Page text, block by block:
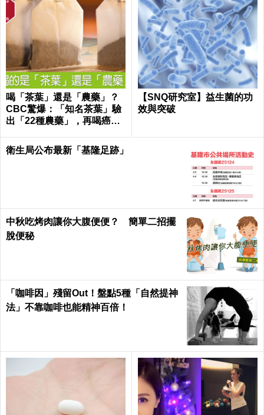
喝「茶葉」還是「農藥」？
CBC驚爆：「知名茶葉」驗
出「22種農藥」，再喝癌
日健康 Health
【SNQ研究室】益生菌的功
效與突破
衛生局公布最新「基隆足跡」
中秋吃烤肉讓你大腹便便？ 簡單二招擺
脫便秘
「咖啡因」殘留Out！盤點5種「自然提神
法」不靠咖啡也能精神百倍！